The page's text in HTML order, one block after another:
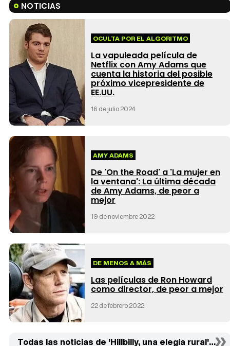
NOTICIAS
OCULTA POR EL ALGORITMO
La vapuleada película de
Netflix con Amy Adams que
cuenta la historia del posible
próximo vicepresidente de
EE.UU.
16 de julio 2024
AMY ADAMS
De 'On the Road' a 'La mujer en
la ventana': La última década
de Amy Adams, de peor a
mejor
19 de noviembre 2022
DE MENOS A MÁS
Las películas de Ron Howard
como director, de peor a mejor
22 de febrero 2022
Todas las noticias de 'Hillbilly, una elegía rural' (5)